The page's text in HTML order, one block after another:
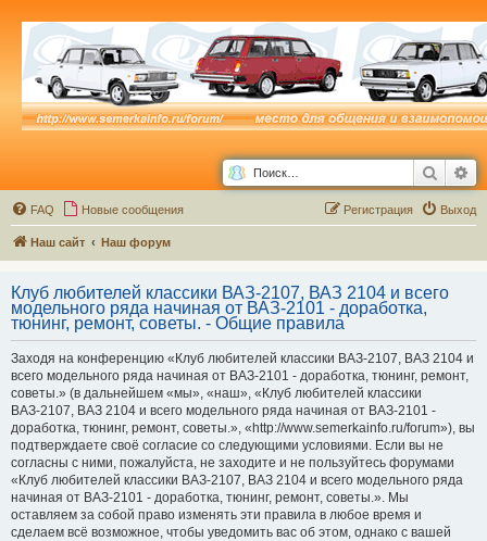
Поиск
FAQ Новые сообщения Выход
Регистрация
Наш сайт Наш форум
Клуб любителей классики ВАЗ-2107, ВАЗ 2104 и всего
модельного ряда начиная от ВАЗ-2101 - доработка,
тюнинг, ремонт, советы. - Общие правила
Заходя на конференцию «Клуб любителей классики ВАЗ-2107, ВАЗ 2104 и
всего модельного ряда начиная от ВАЗ-2101 - доработка, тюнинг, ремонт,
советы.» (в дальнейшем «мы», «наш», «Клуб любителей классики
ВАЗ-2107, ВАЗ 2104 и всего модельного ряда начиная от ВАЗ-2101 -
доработка, тюнинг, ремонт, советы.», «http://www.semerkainfo.ru/forum»), вы
подтверждаете своё согласие со следующими условиями. Если вы не
согласны с ними, пожалуйста, не заходите и не пользуйтесь форумами
«Клуб любителей классики ВАЗ-2107, ВАЗ 2104 и всего модельного ряда
начиная от ВАЗ-2101 - доработка, тюнинг, ремонт, советы.». Мы
оставляем за собой право изменять эти правила в любое время и
сделаем всё возможное, чтобы уведомить вас об этом, однако с вашей